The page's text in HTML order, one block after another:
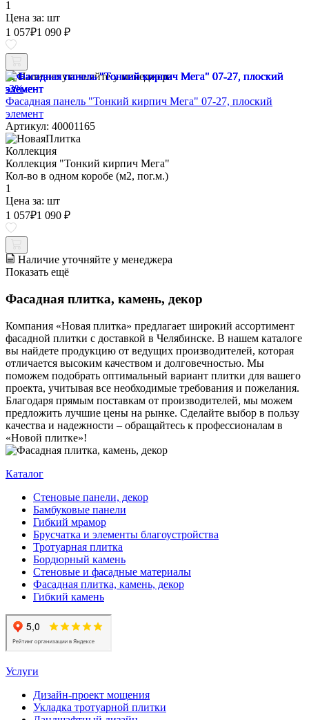
1
Цена за: шт
1 057₽1 090 ₽
Наличие уточняйте у менеджера
-3%
Фасадная панель "Тонкий кирпич Мега" 07-27, плоский
элемент
Артикул: 40001165
Коллекция
Коллекция "Тонкий кирпич Мега"
Кол-во в одном коробе (м2, пог.м.)
1
Цена за: шт
1 057₽1 090 ₽
Наличие уточняйте у менеджера
Показать ещё
Фасадная плитка, камень, декор
Компания «Новая плитка» предлагает широкий ассортимент
фасадной плитки с доставкой в Челябинске. В нашем каталоге
вы найдете продукцию от ведущих производителей, которая
отличается высоким качеством и долговечностью. Мы
поможем подобрать оптимальный вариант плитки для вашего
проекта, учитывая все необходимые требования и пожелания.
Благодаря прямым поставкам от производителей, мы можем
предложить лучшие цены на рынке. Сделайте выбор в пользу
качества и надежности – обращайтесь к профессионалам в
«Новой плитке»!
Каталог
Стеновые панели, декор
Бамбуковые панели
Гибкий мрамор
Брусчатка и элементы благоустройства
Тротуарная плитка
Бордюрный камень
Стеновые и фасадные материалы
Фасадная плитка, камень, декор
Гибкий камень
Услуги
Дизайн-проект мощения
Укладка тротуарной плитки